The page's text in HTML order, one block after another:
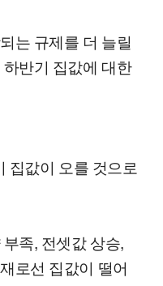
는 규제를 더 늘릴
반기 집값에 대한
집값이 오를 것으로
족, 전셋값 상승,
로선 집값이 떨어